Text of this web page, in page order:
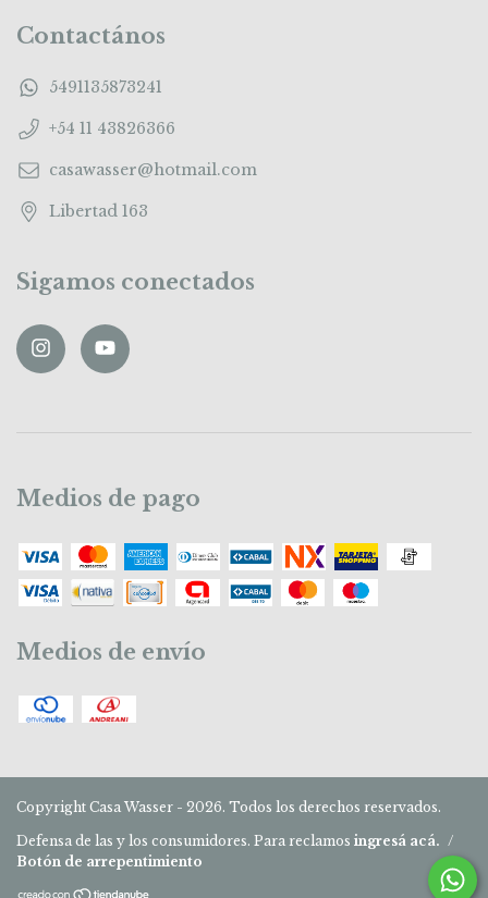
Contactános
5491135873241
+54 11 43826366
casawasser@hotmail.com
Libertad 163
Sigamos conectados
Medios de pago
Medios de envío
Copyright Casa Wasser - 2026. Todos los derechos reservados.
Defensa de las y los consumidores. Para reclamos ingresá acá. /
Botón de arrepentimiento